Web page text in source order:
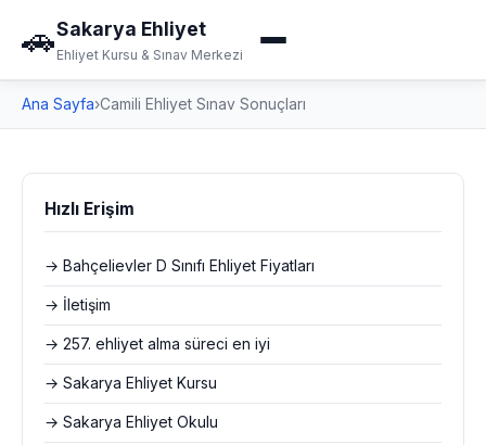
🚗Sakarya Ehliyet
Ehliyet Kursu & Sınav Merkezi
Ana Sayfa›Camili Ehliyet Sınav Sonuçları
Hızlı Erişim
→ Bahçelievler D Sınıfı Ehliyet Fiyatları
→ İletişim
→ 257. ehliyet alma süreci en iyi
→ Sakarya Ehliyet Kursu
→ Sakarya Ehliyet Okulu